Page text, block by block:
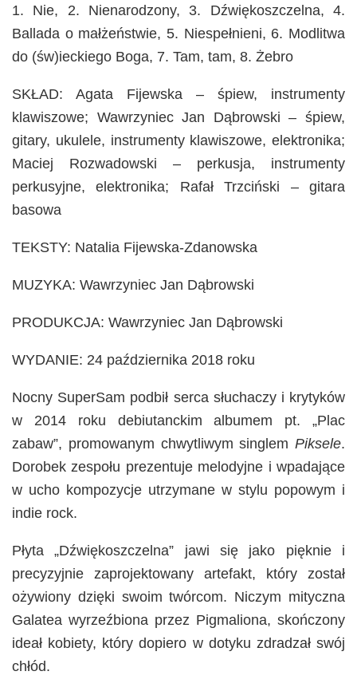
1. Nie, 2. Nienarodzony, 3. Dźwiękoszczelna, 4.
Ballada o małżeństwie, 5. Niespełnieni, 6. Modlitwa
do (św)ieckiego Boga, 7. Tam, tam, 8. Żebro
SKŁAD: Agata Fijewska – śpiew, instrumenty
klawiszowe; Wawrzyniec Jan Dąbrowski – śpiew,
gitary, ukulele, instrumenty klawiszowe, elektronika;
Maciej Rozwadowski – perkusja, instrumenty
perkusyjne, elektronika; Rafał Trzciński – gitara
basowa
TEKSTY: Natalia Fijewska-Zdanowska
MUZYKA: Wawrzyniec Jan Dąbrowski
PRODUKCJA: Wawrzyniec Jan Dąbrowski
WYDANIE: 24 października 2018 roku
Nocny SuperSam podbił serca słuchaczy i krytyków
w 2014 roku debiutanckim albumem pt. „Plac
zabaw”, promowanym chwytliwym singlem Piksele.
Dorobek zespołu prezentuje melodyjne i wpadające
w ucho kompozycje utrzymane w stylu popowym i
indie rock.
Płyta „Dźwiękoszczelna” jawi się jako pięknie i
precyzyjnie zaprojektowany artefakt, który został
ożywiony dzięki swoim twórcom. Niczym mityczna
Galatea wyrzeźbiona przez Pigmaliona, skończony
ideał kobiety, który dopiero w dotyku zdradzał swój
chłód.